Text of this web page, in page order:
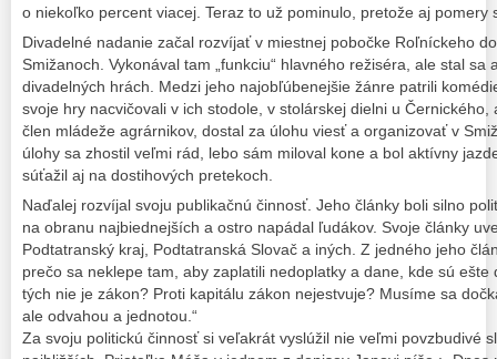
o niekoľko percent viacej. Teraz to už pominulo, pretože aj pomery
Divadelné nadanie začal rozvíjať v miestnej pobočke Roľníckeho
Smižanoch. Vykonával tam „funkciu“ hlavného režiséra, ale stal sa
divadelných hrách. Medzi jeho najobľúbenejšie žánre patrili
svoje hry nacvičovali v ich stodole, v stolárskej dielni u Černického,
člen mládeže agrárnikov, dostal za úlohu viesť a organizovať v
úlohy sa zhostil veľmi rád, lebo sám miloval kone a bol aktívny
súťažil aj na dostihových pretekoch.
Naďalej rozvíjal svoju publikačnú činnosť. Jeho články boli silno
na obranu najbiednejších a ostro napádal ľudákov. Svoje články
Podtatranský kraj, Podtatranská Slovač a iných. Z jedného jeho
prečo sa neklepe tam, aby zaplatili nedoplatky a dane, kde sú ešte
tých nie je zákon? Proti kapitálu zákon nejestvuje? Musíme sa
ale odvahou a jednotou.“
Za svoju politickú činnosť si veľakrát vyslúžil nie veľmi povzbudivé